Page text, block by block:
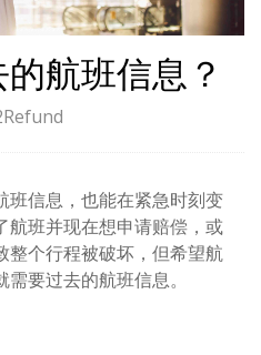
航班信息？
班信息，也能在紧急时刻变
航班并现在想申请赔偿，或
整个行程被破坏，但希望航
要过去的航班信息。